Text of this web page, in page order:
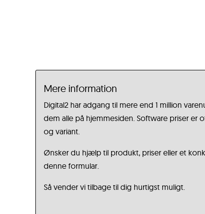
Mere information
Digital2 har adgang til mere end 1 million
dem alle på hjemmesiden. Software priser er
og variant.
Ønsker du hjælp til produkt, priser eller et
denne formular.
Så vender vi tilbage til dig hurtigst muligt.